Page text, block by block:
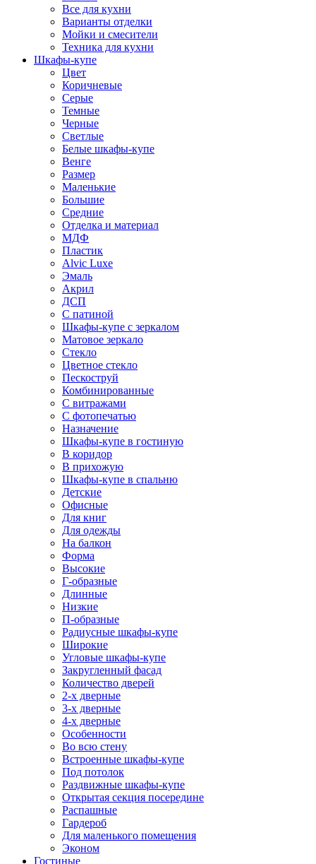
Все для кухни
Варианты отделки
Мойки и смесители
Техника для кухни
Шкафы-купе
Цвет
Коричневые
Серые
Темные
Черные
Светлые
Белые шкафы-купе
Венге
Размер
Маленькие
Большие
Средние
Отделка и материал
МДФ
Пластик
Alvic Luxe
Эмаль
Акрил
ДСП
С патиной
Шкафы-купе с зеркалом
Матовое зеркало
Стекло
Цветное стекло
Пескоструй
Комбинированные
С витражами
С фотопечатью
Назначение
Шкафы-купе в гостиную
В коридор
В прихожую
Шкафы-купе в спальню
Детские
Офисные
Для книг
Для одежды
На балкон
Форма
Высокие
Г-образные
Длинные
Низкие
П-образные
Радиусные шкафы-купе
Широкие
Угловые шкафы-купе
Закругленный фасад
Количество дверей
2-х дверные
3-х дверные
4-х дверные
Особенности
Во всю стену
Встроенные шкафы-купе
Под потолок
Раздвижные шкафы-купе
Открытая секция посередине
Распашные
Гардероб
Для маленького помещения
Эконом
Гостиные